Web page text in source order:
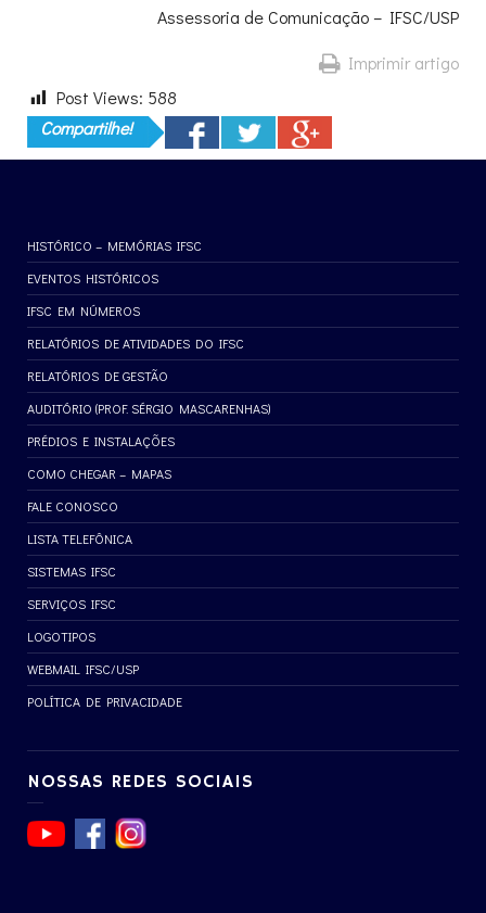
Assessoria de Comunicação – IFSC/USP
Imprimir artigo
Post Views: 588
Compartilhe!
HISTÓRICO – MEMÓRIAS IFSC
EVENTOS HISTÓRICOS
IFSC EM NÚMEROS
RELATÓRIOS DE ATIVIDADES DO IFSC
RELATÓRIOS DE GESTÃO
AUDITÓRIO (PROF. SÉRGIO MASCARENHAS)
PRÉDIOS E INSTALAÇÕES
COMO CHEGAR – MAPAS
FALE CONOSCO
LISTA TELEFÔNICA
SISTEMAS IFSC
SERVIÇOS IFSC
LOGOTIPOS
WEBMAIL IFSC/USP
POLÍTICA DE PRIVACIDADE
NOSSAS REDES SOCIAIS